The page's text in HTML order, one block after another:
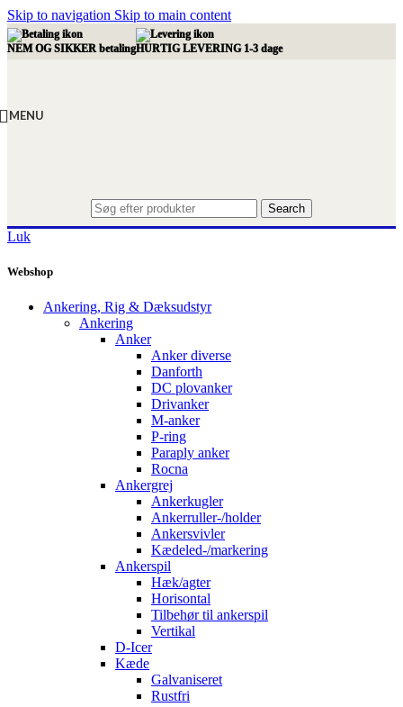
Skip to navigation Skip to main content
NEM OG SIKKER betalingHURTIG LEVERING 1-3 dage
MENU
Search
Luk
Webshop
Ankering, Rig & Dæksudstyr
Ankering
Anker
Anker diverse
Danforth
DC plovanker
Drivanker
M-anker
P-ring
Paraply anker
Rocna
Ankergrej
Ankerkugler
Ankerruller-/holder
Ankersvivler
Kædeled-/markering
Ankerspil
Hæk/agter
Horisontal
Tilbehør til ankerspil
Vertikal
D-Icer
Kæde
Galvaniseret
Rustfri